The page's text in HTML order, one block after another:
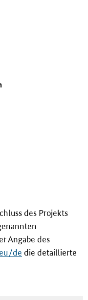
des Projekts
Angabe des
de die detaillierte